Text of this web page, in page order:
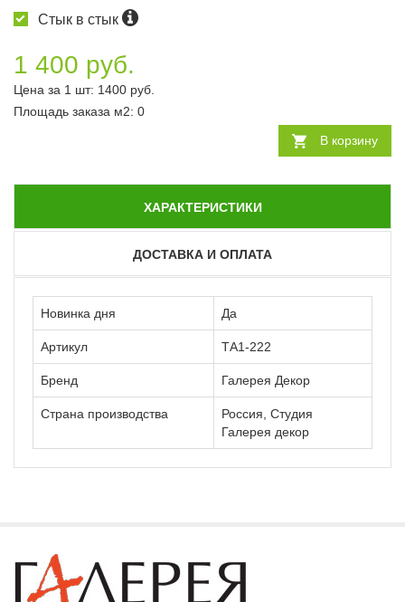
Стык в стык
1 400 руб.
Цена за 1 шт: 1400 руб.
Площадь заказа м2: 0
В корзину
ХАРАКТЕРИСТИКИ
ДОСТАВКА И ОПЛАТА
Новинка дня Да
Артикул ТА1-222
Бренд Галерея Декор
Страна производства
Россия, Студия
Галерея декор